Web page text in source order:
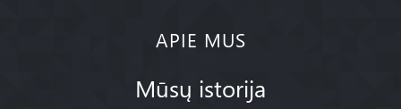
APIE MUS
Mūsų istorija